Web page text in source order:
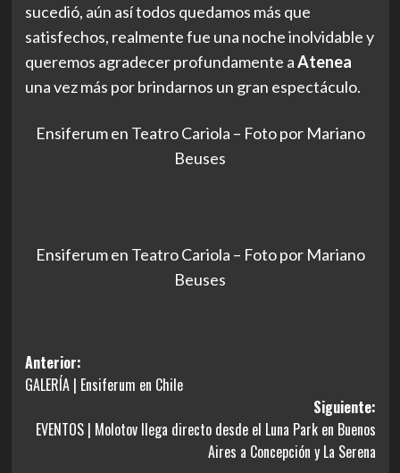
sucedió, aún así todos quedamos más que
satisfechos, realmente fue una noche inolvidable y
queremos agradecer profundamente aAtenea
una vez más por brindarnos un gran espectáculo.
Ensiferum en Teatro Cariola – Foto por Mariano
Beuses
Ensiferum en Teatro Cariola – Foto por Mariano
Beuses
Navegación
de
entradas
Anterior:
GALERÍA | Ensiferum en Chile
Siguiente:
EVENTOS | Molotov llega directo desde el Luna Park en Buenos
Aires a Concepción y La Serena